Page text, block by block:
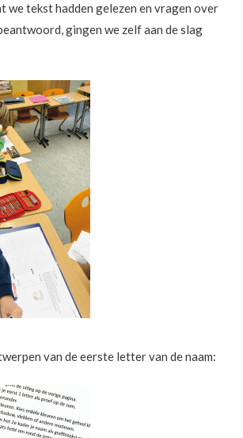
we tekst hadden gelezen en vragen over
gingen we zelf aan de slag
van de eerste letter van de naam: